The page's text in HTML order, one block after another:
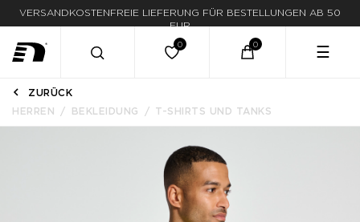
VERSANDKOSTENFREIE LIEFERUNG FÜR BESTELLUNGEN AB 50
EUR
LIEFERUNG IN 1-3 WERKTAGEN
☰
ZURÜCK
HERREN
BEKLEIDUNG T-SHIRTS UND TANKS